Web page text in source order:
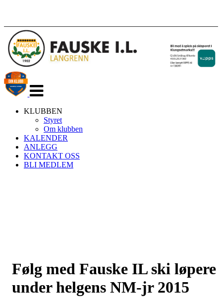
navigasjon
KLUBBEN
Styret
Om klubben
KALENDER
ANLEGG
KONTAKT OSS
BLI MEDLEM
Følg med Fauske IL ski løpere
under helgens NM-jr 2015